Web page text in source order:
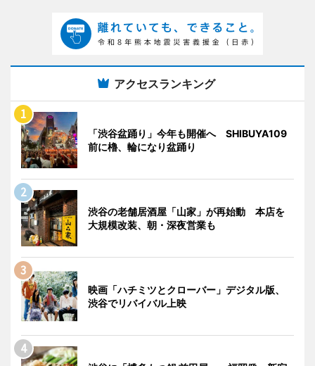
アクセスランキング
「渋谷盆踊り」今年も開催へ SHIBUYA109
前に櫓、輪になり盆踊り
渋谷の老舗居酒屋「山家」が再始動 本店を
大規模改装、朝・深夜営業も
映画「ハチミツとクローバー」デジタル版、
渋谷でリバイバル上映